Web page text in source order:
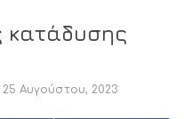
κατάδυσης
25 Αυγούστου, 2023